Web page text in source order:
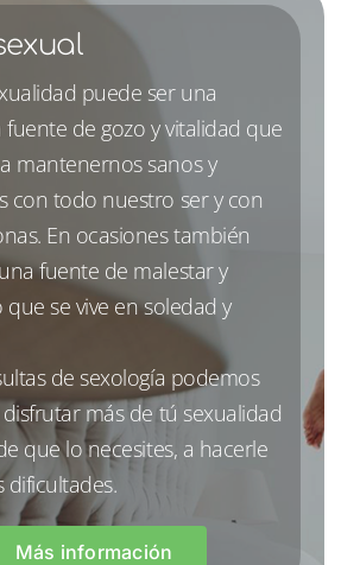
puede ser una
fuente de gozo y vitalidad que
mantenernos sanos y
con todo nuestro ser y con
En ocasiones también
fuente de malestar y
se vive en soledad y
de sexología podemos
más de tú sexualidad
que lo necesites, a hacerle
dificultades.
Más información